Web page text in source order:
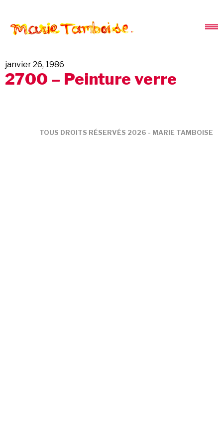
janvier 26, 1986
2700 – Peinture verre
TOUS DROITS RÉSERVÉS 2026 - MARIE TAMBOISE